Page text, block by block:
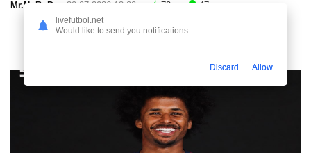
Mr.NoBoDy 30.07.2026 13:00 72 47
livefutbol.net
Would like to send you notifications
Discard Allow